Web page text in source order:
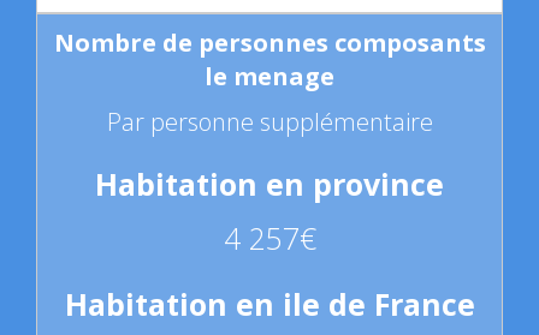
Par personne supplémentaire
4 257€